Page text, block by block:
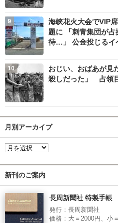
海峡花火大会でVIP
題に 「刺青集団が
待…」 公金投じるイ
おじい、おばあが
殺しだった」 占領
月別アーカイブ
新刊のご案内
長周新聞社 特製手帳
発行：長周新聞社
価格：大＝2000円、小